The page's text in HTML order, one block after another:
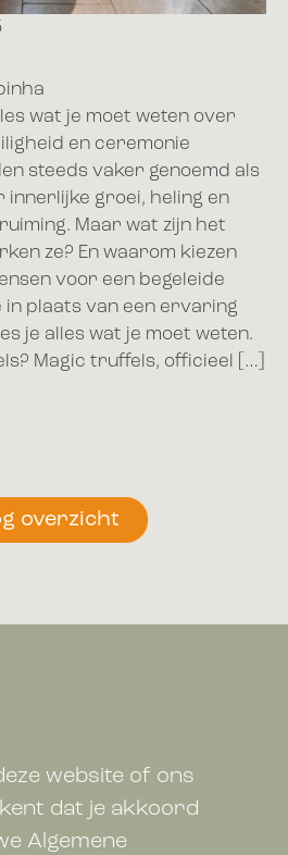
wat je moet weten over
en ceremonie
steeds vaker genoemd als
innerlijke groei, heling en
Maar wat zijn het
ze? En waarom kiezen
voor een begeleide
plaats van een ervaring
je alles wat je moet weten.
Magic truffels, officieel […]
overzicht
website of ons
dat je akkoord
Algemene